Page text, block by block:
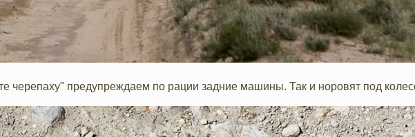
черепаху" предупреждаем по рации задние машины. Так и норовят под